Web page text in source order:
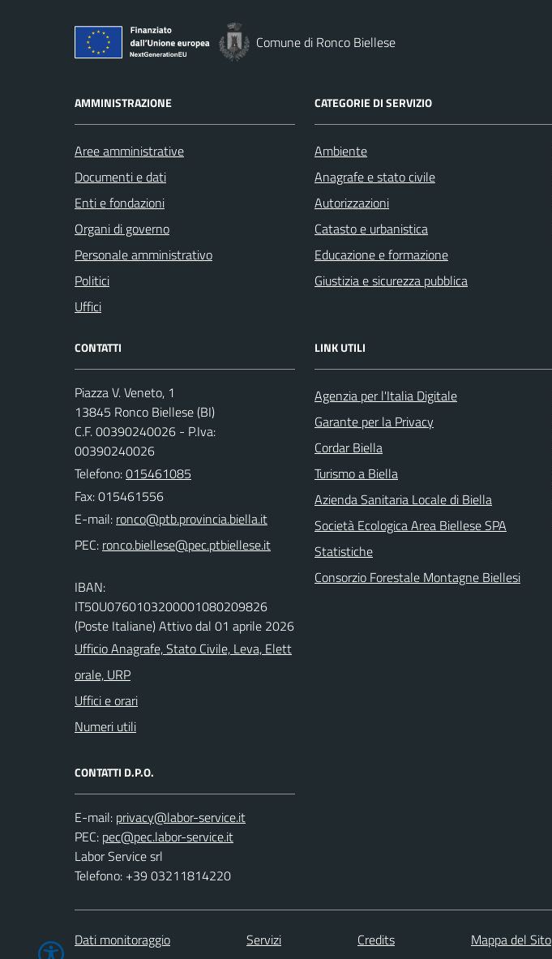
Comune di Ronco Biellese
AMMINISTRAZIONE
Aree amministrative
Documenti e dati
Enti e fondazioni
Organi di governo
Personale amministrativo
Politici
Uffici
CATEGORIE DI SERVIZIO
Ambiente
Anagrafe e stato civile
Autorizzazioni
Catasto e urbanistica
Educazione e formazione
Giustizia e sicurezza pubblica
CONTATTI
Piazza V. Veneto, 1
13845 Ronco Biellese (BI)
C.F. 00390240026 - P.Iva:
00390240026
Telefono:015461085
Fax: 015461556
E-mail:
PEC:
IBAN:
IT50U0760103200001080209826
(Poste Italiane) Attivo dal 01 aprile 2026
Ufficio Anagrafe, Stato Civile, Leva, Elett
orale, URP
Uffici e orari
Numeri utili
CONTATTI D.P.O.
E-mail:
PEC:
Labor Service srl
Telefono: +39 03211814220
LINK UTILI
Agenzia per l'Italia Digitale
Garante per la Privacy
Cordar Biella
Turismo a Biella
Azienda Sanitaria Locale di Biella
Società Ecologica Area Biellese SPA
Statistiche
Consorzio Forestale Montagne Biellesi
Dati monitoraggio Servizi Credits Mappa del Sito